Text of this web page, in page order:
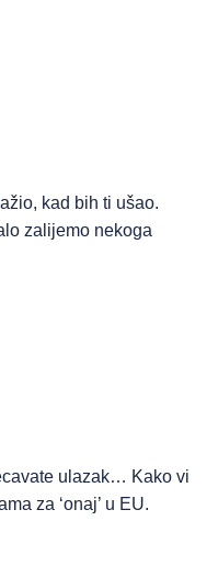
kad bih ti ušao.
zalijemo nekoga
ulazak… Kako vi
za ‘onaj’ u EU.